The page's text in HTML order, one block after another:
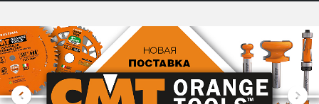
Столярные Мебельные Технологии